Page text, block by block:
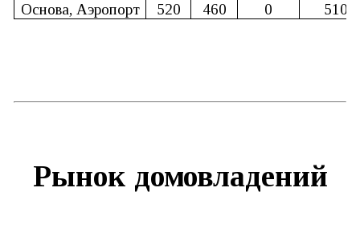
Основа, Аэропорт
520 460 0 510
Рынок домовладений